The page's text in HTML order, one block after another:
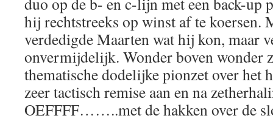
hij rechtstreeks op winst af te koersen.
verdedigde Maarten wat hij kon, maar
onvermijdelijk. Wonder boven wonder
thematische dodelijke pionzet over het
zeer tactisch remise aan en na
OEFFFF……..met de hakken over de